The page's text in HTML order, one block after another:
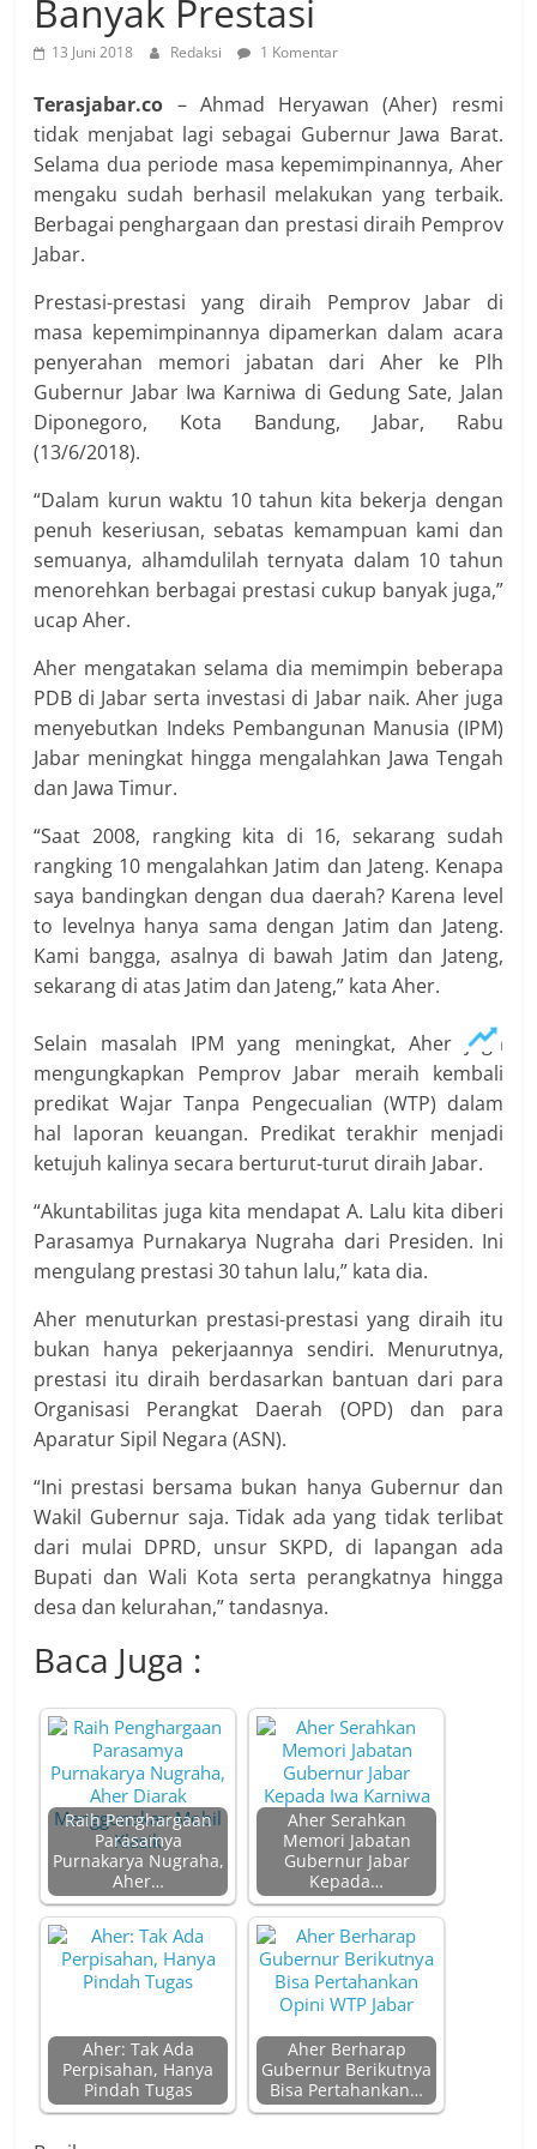
Banyak Prestasi
13 Juni 2018 Redaksi 1 Komentar
Terasjabar.co – Ahmad Heryawan (Aher) resmi
tidak menjabat lagi sebagai Gubernur Jawa Barat.
Selama dua periode masa kepemimpinannya, Aher
mengaku sudah berhasil melakukan yang terbaik.
Berbagai penghargaan dan prestasi diraih Pemprov
Jabar.
Prestasi-prestasi yang diraih Pemprov Jabar di
masa kepemimpinannya dipamerkan dalam acara
penyerahan memori jabatan dari Aher ke Plh
Gubernur Jabar Iwa Karniwa di Gedung Sate, Jalan
Diponegoro, Kota Bandung, Jabar, Rabu
(13/6/2018).
“Dalam kurun waktu 10 tahun kita bekerja dengan
penuh keseriusan, sebatas kemampuan kami dan
semuanya, alhamdulilah ternyata dalam 10 tahun
menorehkan berbagai prestasi cukup banyak juga,”
ucap Aher.
Aher mengatakan selama dia memimpin beberapa
PDB di Jabar serta investasi di Jabar naik. Aher juga
menyebutkan Indeks Pembangunan Manusia (IPM)
Jabar meningkat hingga mengalahkan Jawa Tengah
dan Jawa Timur.
“Saat 2008, rangking kita di 16, sekarang sudah
rangking 10 mengalahkan Jatim dan Jateng. Kenapa
saya bandingkan dengan dua daerah? Karena level
to levelnya hanya sama dengan Jatim dan Jateng.
Kami bangga, asalnya di bawah Jatim dan Jateng,
sekarang di atas Jatim dan Jateng,” kata Aher.
Selain masalah IPM yang meningkat, Aher juga
mengungkapkan Pemprov Jabar meraih kembali
predikat Wajar Tanpa Pengecualian (WTP) dalam
hal laporan keuangan. Predikat terakhir menjadi
ketujuh kalinya secara berturut-turut diraih Jabar.
“Akuntabilitas juga kita mendapat A. Lalu kita diberi
Parasamya Purnakarya Nugraha dari Presiden. Ini
mengulang prestasi 30 tahun lalu,” kata dia.
Aher menuturkan prestasi-prestasi yang diraih itu
bukan hanya pekerjaannya sendiri. Menurutnya,
prestasi itu diraih berdasarkan bantuan dari para
Organisasi Perangkat Daerah (OPD) dan para
Aparatur Sipil Negara (ASN).
“Ini prestasi bersama bukan hanya Gubernur dan
Wakil Gubernur saja. Tidak ada yang tidak terlibat
dari mulai DPRD, unsur SKPD, di lapangan ada
Bupati dan Wali Kota serta perangkatnya hingga
desa dan kelurahan,” tandasnya.
Baca Juga :
Raih Penghargaan
Parasamya
Purnakarya Nugraha,
Aher…
Aher Serahkan
Memori Jabatan
Gubernur Jabar
Kepada…
Aher: Tak Ada
Perpisahan, Hanya
Pindah Tugas
Aher Berharap
Gubernur Berikutnya
Bisa Pertahankan…